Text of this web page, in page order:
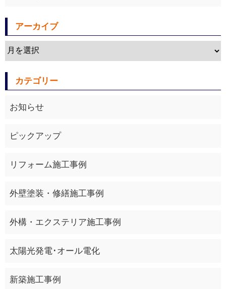
アーカイブ
カテゴリー
お知らせ
ピックアップ
リフォーム施工事例
外壁塗装・修繕施工事例
外構・エクステリア施工事例
太陽光発電･オール電化
新築施工事例